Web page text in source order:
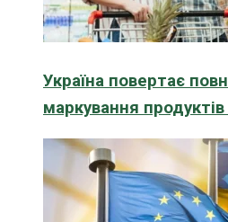
Україна повертає
маркування